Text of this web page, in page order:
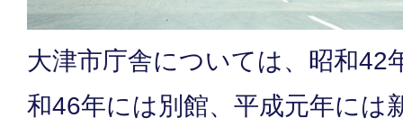
大津市庁舎については、昭和42
和46年には別館、平成元年には